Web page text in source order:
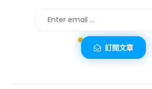
訂閱文章